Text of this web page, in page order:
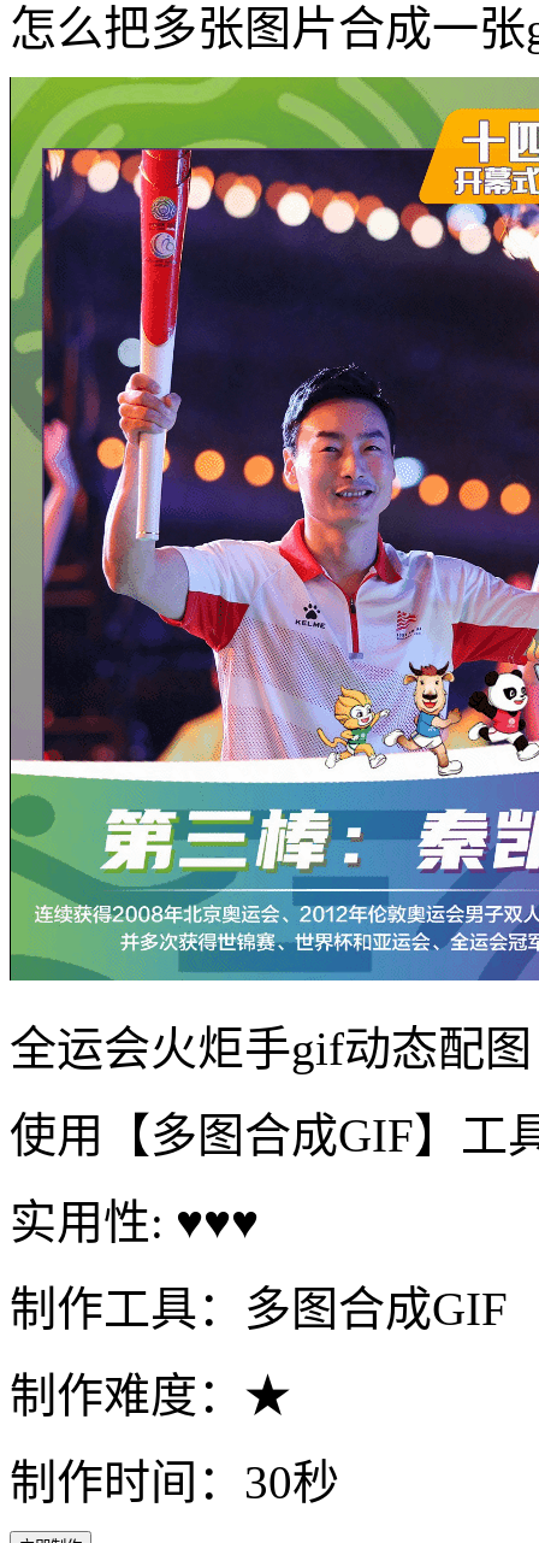
怎么把多张图片合成一
全运会火炬手gif动态配图
使用【多图合成GIF】工
实用性: ♥♥♥
制作工具：多图合成GIF
制作难度：★
制作时间：30秒